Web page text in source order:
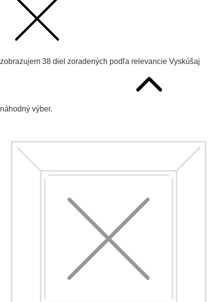
zobrazujem 38 diel zoradených podľa relevancie Vyskúšaj
náhodný výber.